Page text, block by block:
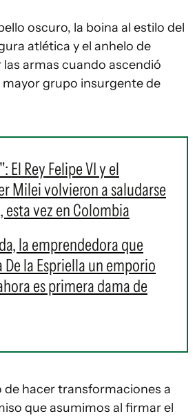
oscuro, la boina al estilo del
atlética y el anhelo de
armas cuando ascendió
mayor grupo insurgente de
El Rey Felipe VI y el
Milei volvieron a saludarse
vez en Colombia
la emprendedora que
la Espriella un emporio
es primera dama de
hacer transformaciones a
que asumimos al firmar el